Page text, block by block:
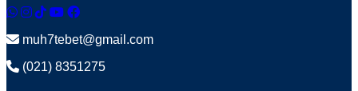
muh7tebet@gmail.com
(021) 8351275